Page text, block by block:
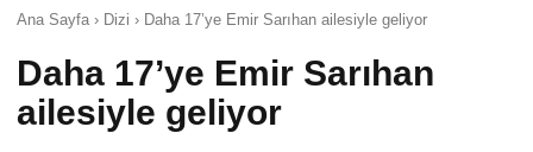
Ana Sayfa › Dizi › Daha 17’ye Emir Sarıhan ailesiyle geliyor
Daha 17’ye Emir Sarıhan
ailesiyle geliyor